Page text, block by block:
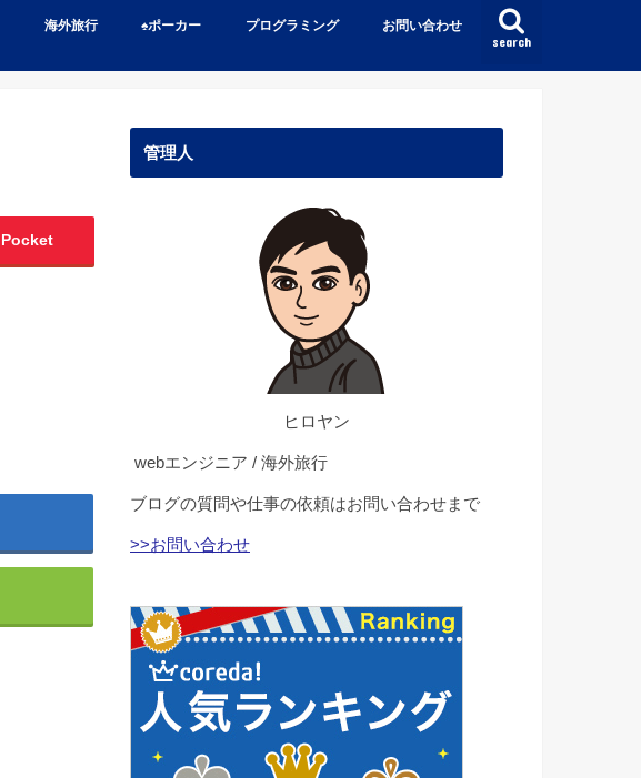
search
海外旅行 ♠️ポーカー プログラミング お問い合わせ
Pocket
管理人
ヒロヤン
webエンジニア / 海外旅行
ブログの質問や仕事の依頼はお問い合わせまで
>>お問い合わせ